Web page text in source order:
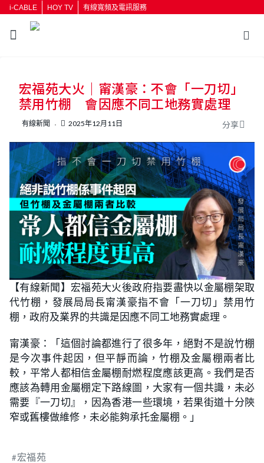
i-CABLE HOY TV 有線寬頻及電訊服務
宏福苑大火｜甯漢豪：不會「一刀切」
禁用竹棚 會因應不同工地務實處理
有線新聞 2025年12月11日 分享
【有線新聞】宏福苑大火後政府指要盡快以金屬棚架取
代竹棚，發展局局長甯漢豪指不會「一刀切」禁用竹
棚，政府及業界的共識是因應不同工地務實處理。
甯漢豪：「這個討論都進行了很多年，絕對不是說竹棚
是今次事件起因，但平靜而論，竹棚及金屬棚兩者比
較，平常人都相信金屬棚耐燃程度應該更高。我們是否
應該為轉用金屬棚定下路線圖，大家有一個共識，未必
需要『一刀切』，因為香港一些環境，若果街道十分陝
窄或舊樓做維修，未必能夠承托金屬棚。」
宏福苑